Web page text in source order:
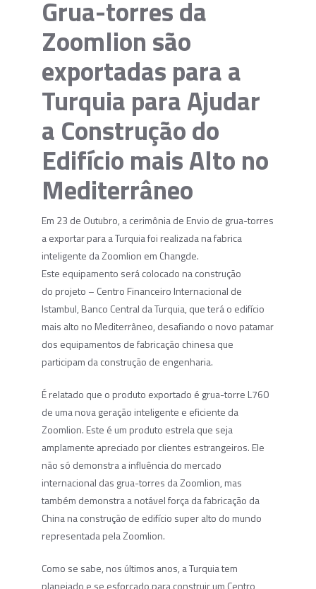
Grua-torres da
Zoomlion são
exportadas para a
Turquia para Ajudar
a Construção do
Edifício mais Alto no
Mediterrâneo
Em 23 de Outubro, a cerimônia de Envio de grua-torres
a exportar para a Turquia foi realizada na fabrica
inteligente da Zoomlion em Changde.
Este equipamento será colocado na construção
do projeto – Centro Financeiro Internacional de
Istambul, Banco Central da Turquia, que terá o edifício
mais alto no Mediterrâneo, desafiando o novo patamar
dos equipamentos de fabricação chinesa que
participam da construção de engenharia.
É relatado que o produto exportado é grua-torre L760
de uma nova geração inteligente e eficiente da
Zoomlion. Este é um produto estrela que seja
amplamente apreciado por clientes estrangeiros. Ele
não só demonstra a influência do mercado
internacional das grua-torres da Zoomlion, mas
também demonstra a notável força da fabricação da
China na construção de edifício super alto do mundo
representada pela Zoomlion.
Como se sabe, nos últimos anos, a Turquia tem
planejado e se esforçado para construir um Centro